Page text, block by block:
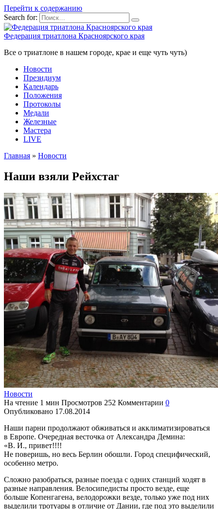
Перейти к содержанию
Search for:
Федерация триатлона Красноярского края
Все о триатлоне в нашем городе, крае и еще чуть чуть)
Новости
Президиум
Календарь
Положения
Протоколы
Медали
Железные
Мастера
LIVE
Главная » Новости
Наши взяли Рейхстаг
Новости
На чтение 1 мин Просмотров 252 Комментарии 0
Опубликовано 17.08.2014
Наши парни продолжают обживаться и акклиматизироваться
в Европе. Очередная весточка от Александра Демина:
«В. И., привет!!!!
Не поверишь, но весь Берлин обошли. Город специфический,
особенно метро.
Сложно разобраться, разные поезда с одних станций ходят в
разные направления. Велосипедисты просто везде, еще
больше Копенгагена, велодорожки везде, только уже под них
выделили тротуары в отличие от Дании, где под это выделили